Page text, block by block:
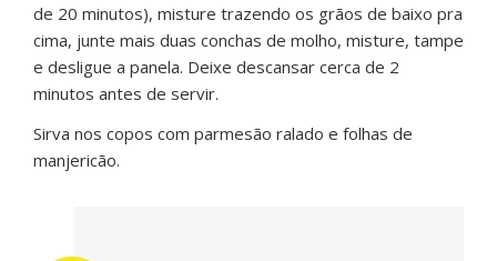
de 20 minutos), misture trazendo os grãos de baixo pra
cima, junte mais duas conchas de molho, misture, tampe
e desligue a panela. Deixe descansar cerca de 2
minutos antes de servir.
Sirva nos copos com parmesão ralado e folhas de
manjericão.